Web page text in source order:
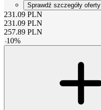
Sprawdź szczegóły oferty
231.09 PLN
231.09 PLN
257.89 PLN
-10%